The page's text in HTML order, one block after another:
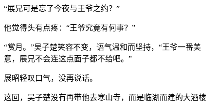
“展兄可是忘了今夜与王爷之约？”
他觉得头有点疼：“王爷究竟有何事？”
“赏月。”吴子楚笑容不变，语气温和而坚持，“王爷一番美
意，展兄不会连这点面子都不给吧。”
展昭轻叹口气，没再说话。
这回，吴子楚没有再带他去寒山寺，而是临湖而建的大酒楼